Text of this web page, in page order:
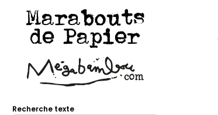
Marabouts
de Papier
Recherche texte